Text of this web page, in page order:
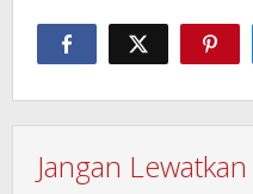
Jangan Lewatkan